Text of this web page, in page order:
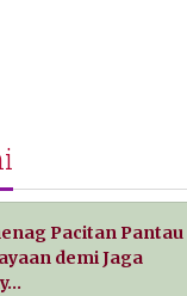
Pacitan Pantau
demi Jaga